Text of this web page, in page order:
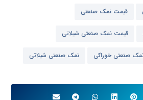
قیمت نمک صنعتی
قیمت نمک صنعتی شیلاتی
صنعتی خوراکی نمک صنعتی شیلاتی